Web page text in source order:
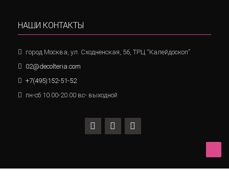
НАШИ КОНТАКТЫ
город Москва, ул. Сходненская, 56, ТРЦ “Калейдоскоп”
02@decolteria.com
+7(495)152-51-52
пн-сб 10.00-20.00 вс- выходной